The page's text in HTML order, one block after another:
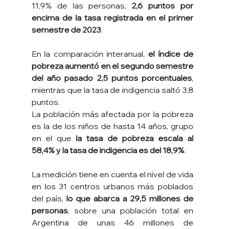
11,9% de las personas, 2,6 puntos por
encima de la tasa registrada en el primer
semestre de 2023.
En la comparación interanual, el índice de
pobreza aumentó en el segundo semestre
del año pasado 2,5 puntos porcentuales,
mientras que la tasa de indigencia saltó 3,8
puntos.
La población más afectada por la pobreza
es la de los niños de hasta 14 años, grupo
en el que la tasa de pobreza escala al
58,4% y la tasa de indigencia es del 18,9%.
La medición tiene en cuenta el nivel de vida
en los 31 centros urbanos más poblados
del país, lo que abarca a 29,5 millones de
personas, sobre una población total en
Argentina de unas 46 millones de